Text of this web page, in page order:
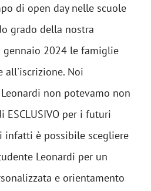
di open day nelle scuole
grado della nostra
2024 le famiglie
all'iscrizione. Noi
non potevamo non
ESCLUSIVO per i futuri
infatti è possibile scegliere
Leonardi per un
e orientamento